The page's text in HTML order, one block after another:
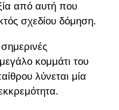
από αυτή που
σχεδίου δόμηση.
κομμάτι του
λύνεται μία